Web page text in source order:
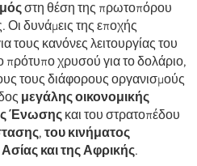
στη θέση της πρωτοπόρου
Οι δυνάμεις της εποχής
τους κανόνες λειτουργίας του
πρότυπο χρυσού για το δολάριο,
τους διάφορους οργανισμούς
μεγάλης οικονομικής
Ένωσης και του στρατοπέδου
, του κινήματος
και της Αφρικής.